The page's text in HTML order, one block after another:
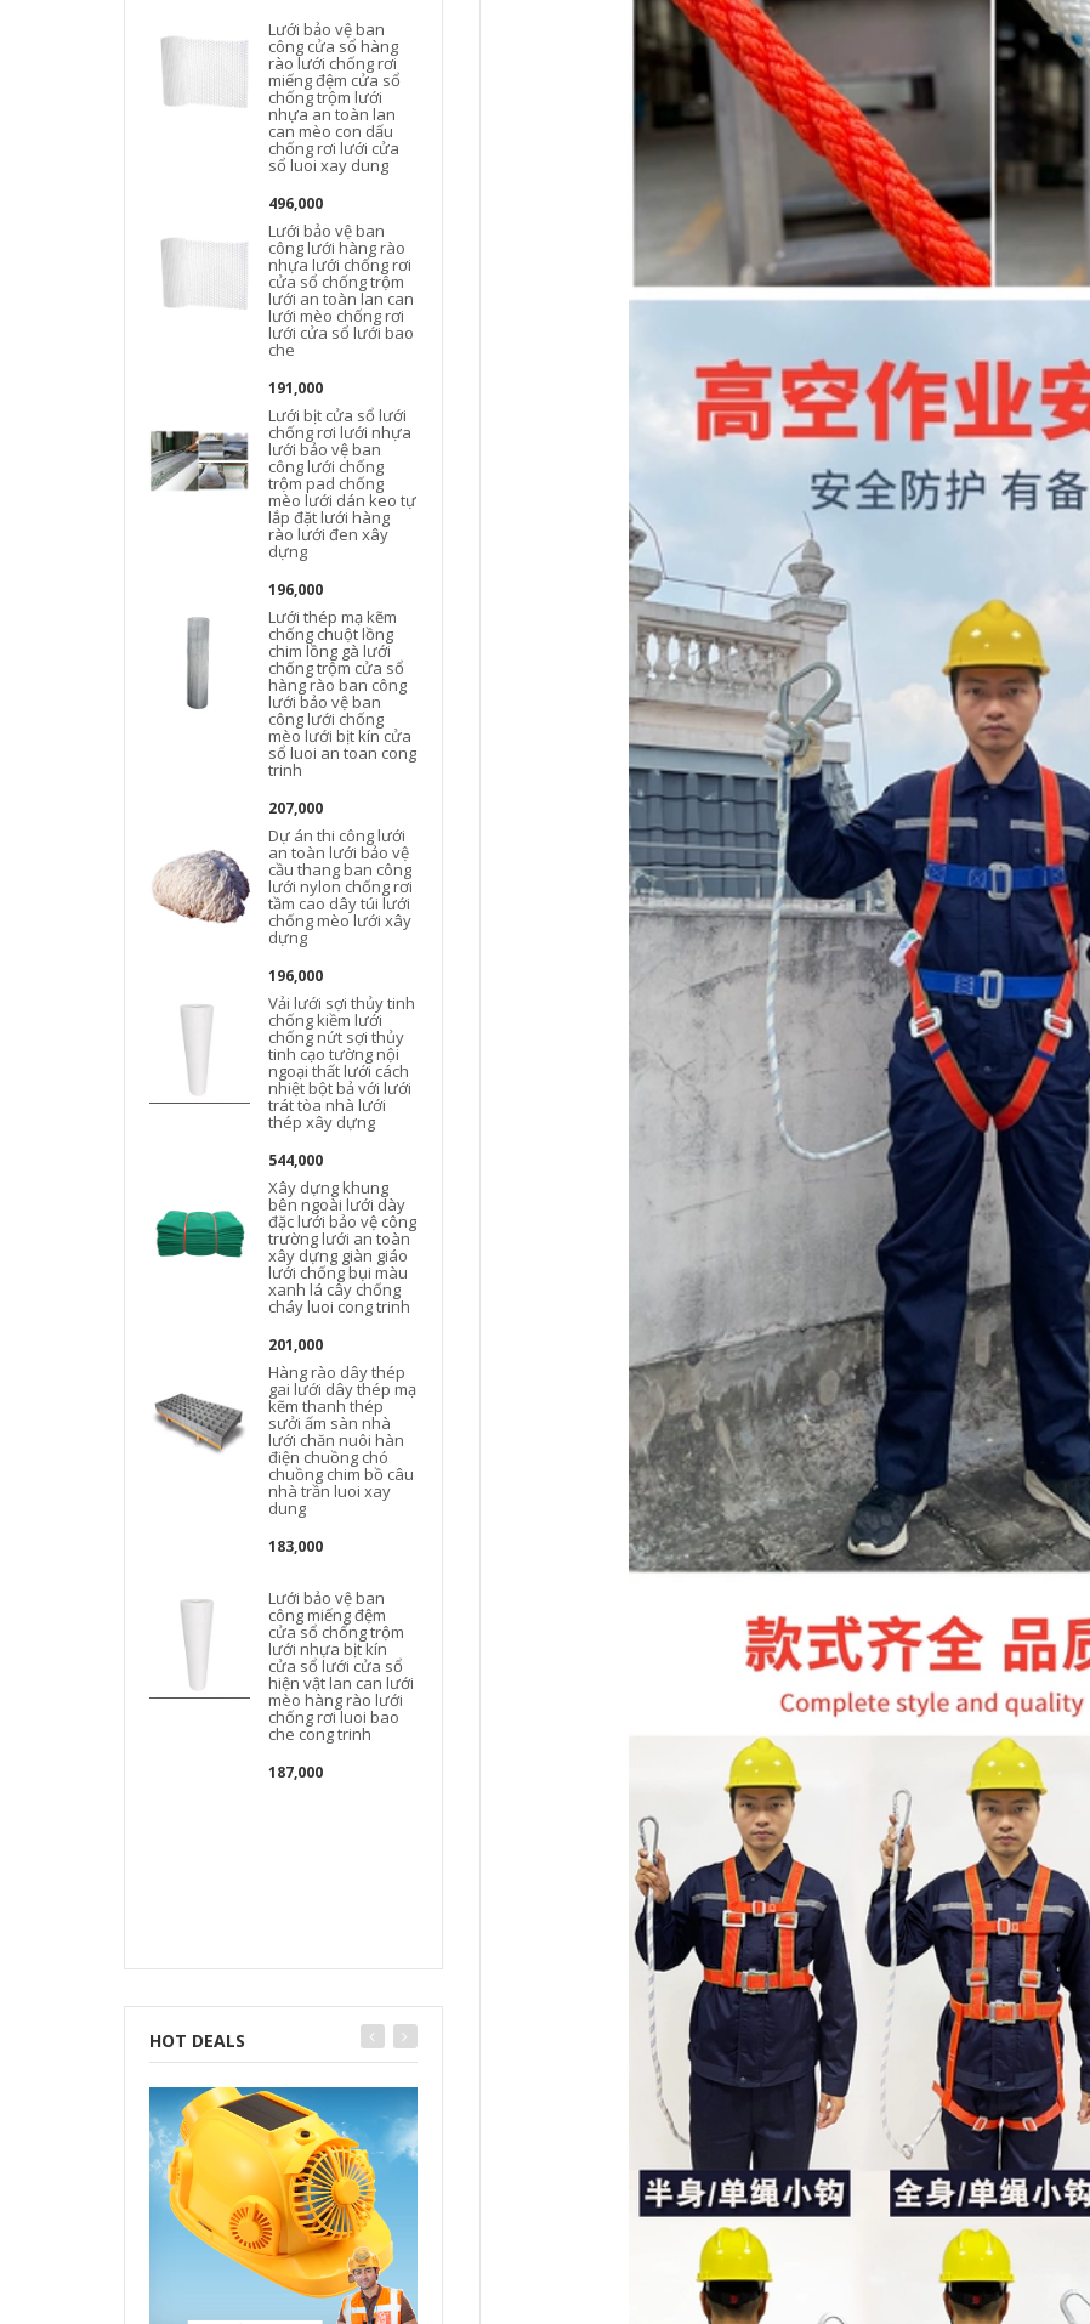
Lưới bảo vệ ban
công cửa sổ hàng
rào lưới chống rơi
miếng đệm cửa sổ
chống trộm lưới
nhựa an toàn lan
can mèo con dấu
chống rơi lưới cửa
sổ luoi xay dung
496,000
Lưới bảo vệ ban
công lưới hàng rào
nhựa lưới chống rơi
cửa sổ chống trộm
lưới an toàn lan can
lưới mèo chống rơi
lưới cửa sổ lưới bao
che
191,000
Lưới bịt cửa sổ lưới
chống rơi lưới nhựa
lưới bảo vệ ban
công lưới chống
trộm pad chống
mèo lưới dán keo tự
lắp đặt lưới hàng
rào lưới đen xây
dựng
196,000
Lưới thép mạ kẽm
chống chuột lồng
chim lồng gà lưới
chống trộm cửa sổ
hàng rào ban công
lưới bảo vệ ban
công lưới chống
mèo lưới bịt kín cửa
sổ luoi an toan cong
trinh
207,000
Dự án thi công lưới
an toàn lưới bảo vệ
cầu thang ban công
lưới nylon chống rơi
tầm cao dây túi lưới
chống mèo lưới xây
dựng
196,000
Vải lưới sợi thủy tinh
chống kiềm lưới
chống nứt sợi thủy
tinh cạo tường nội
ngoại thất lưới cách
nhiệt bột bả với lưới
trát tòa nhà lưới
thép xây dựng
544,000
Xây dựng khung
bên ngoài lưới dày
đặc lưới bảo vệ công
trường lưới an toàn
xây dựng giàn giáo
lưới chống bụi màu
xanh lá cây chống
cháy luoi cong trinh
201,000
Hàng rào dây thép
gai lưới dây thép mạ
kẽm thanh thép
sưởi ấm sàn nhà
lưới chăn nuôi hàn
điện chuồng chó
chuồng chim bồ câu
nhà trần luoi xay
dung
183,000
Lưới bảo vệ ban
công miếng đệm
cửa sổ chống trộm
lưới nhựa bịt kín
cửa sổ lưới cửa sổ
hiện vật lan can lưới
mèo hàng rào lưới
chống rơi luoi bao
che cong trinh
187,000
sổ cao cấp chống
bịt kín cửa sổ lưới
nhựa phẳng lưới gà
Khối lưới an toàn
tòa nhà hàng rào
chống rơi lưới trang
trí tòa nhà lưới dây
bảo vệ lưới bảo vệ
lưới cách ly lưới an
toàn trong xây
Khung bên ngoài
tùy chỉnh lưới thép
leo khung lưới tòa
nhà xây dựng lưới
an toàn công
lưới khung leo kim
loại hình chữ m cao
tầng lưới an toàn
Lưới an toàn công
trình công trường
xây dựng lưới
phẳng hàng rào
nylon cách ly cầu
lưới bảo vệ lưới xây
Lưới an toàn công
trường xây dựng
sàng cát xây dựng
lưới chống rơi thang
máy lối vào lưới bảo
vệ lưới xanh chống
bụi luoi cong trinh
Lưới phẳng bằng
nhựa màu đen lưới
an toàn cho trẻ em
lưới bảo vệ cầu
thang ban công lưới
chống mèo lưới
chống rơi lưới an
quốc gia Bán hàng
trực tiếp tại nhà máy
lưới đen xây dựng
205,000
Lưới trang trí ban
công treo tường bảo
vệ an toàn tòa nhà
chống bụi xây dựng
chống rơi tường lưới
dày đặc công
trường khung ngoài
lưới xanh luoi xay
dung
197,000
Lưới bảo vệ ban
công lưới nhựa
hàng rào an toàn
chống rơi cửa sổ
màu xanh lá cây
lưới bao che công
trình xây dựng
Tấm cao su cách
điện cao áp 3/5/10
mm đệm da công
nghiệp màu đen
chống trơn trượt
chống mài mòn đệm
cao su dày giảm xóc
luoi bao che
207,000
Cung cấp thang lên
tàu hàng hải thang
thí điểm thang dẫn
đầu thang thí điểm
thang mềm hàng hải
thang dây lên máy
bay với chứng chỉ
CCS dây thoat hiểm
183,000
Thang dây mềm
thang dây mềm
chống thoát hiểm
thang nhựa chống
trượt gia dụng
thang chống trượt
đặc biệt cho công
trường xây dựng
thang cứu hộ 10
mét thang cứu sinh
thang dây sơn nước
Thang dây cứu hộ
hộ gia đình kiểm tra
thang mềm chống
trượt chống mài
mòn đào tạo leo
thang cứu sinh
thang dây an toàn
kỹ thuật thang dây
nhựa dây thoát
hiểm chung cư cao
302,000
Thang dây mềm
thang dây cứu hỏa
thang leo núi ngoài
trời cứu hỏa nhà
cao tầng thang treo
thoát hiểm an toàn
cứu sinh thang dây
cứu hộ
411,000
Thang mềmThang
dâyThang mềm
nylonThang nhựa
chống cháy và
chống mài
gia đìnhThang kỹ
thuậtThang leo núi
thang thoát hiểm
Thang mềm dây
gia đình chống trơn
trượt chống mài
mòn đào tạo leo
thang cứu hộ thang
dây an toàn kỹ
thuật thang thang
dây sơn nước
211,000
HOT DEALS